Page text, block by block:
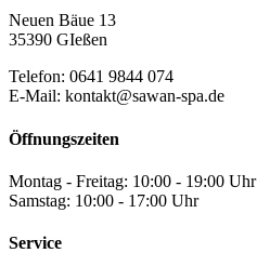
Neuen Bäue 13
35390 GIeßen
Telefon: 0641 9844 074
E-Mail: kontakt@sawan-spa.de
Öffnungszeiten
Montag - Freitag: 10:00 - 19:00 Uhr
Samstag: 10:00 - 17:00 Uhr
Service